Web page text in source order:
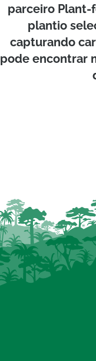
parceiro Plant-
plantio
capturando
pode encontrar